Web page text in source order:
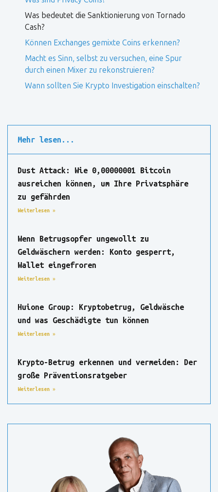
Was bedeutet die Sanktionierung von Tornado
Cash?
Können Exchanges gemixte Coins erkennen?
Macht es Sinn, selbst zu versuchen, eine Spur
durch einen Mixer zu rekonstruieren?
Wann sollten Sie Krypto Investigation einschalten?
Mehr lesen...
Dust Attack: Wie 0,00000001 Bitcoin
ausreichen können, um Ihre Privatsphäre
zu gefährden
Weiterlesen »
Wenn Betrugsopfer ungewollt zu
Geldwäschern werden: Konto gesperrt,
Wallet eingefroren
Weiterlesen »
Huione Group: Kryptobetrug, Geldwäsche
und was Geschädigte tun können
Weiterlesen »
Krypto-Betrug erkennen und vermeiden: Der
große Präventionsratgeber
Weiterlesen »